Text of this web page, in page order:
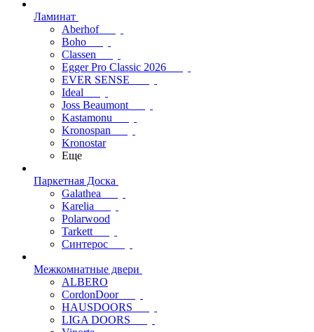
Ламинат
Aberhof
Boho
Classen
Egger Pro Classic 2026
EVER SENSE
Ideal
Joss Beaumont
Kastamonu
Kronospan
Kronostar
Еще
Паркетная Доска
Galathea
Karelia
Polarwood
Tarkett
Синтерос
Межкомнатные двери
ALBERO
CordonDoor
HAUSDOORS
LIGA DOORS